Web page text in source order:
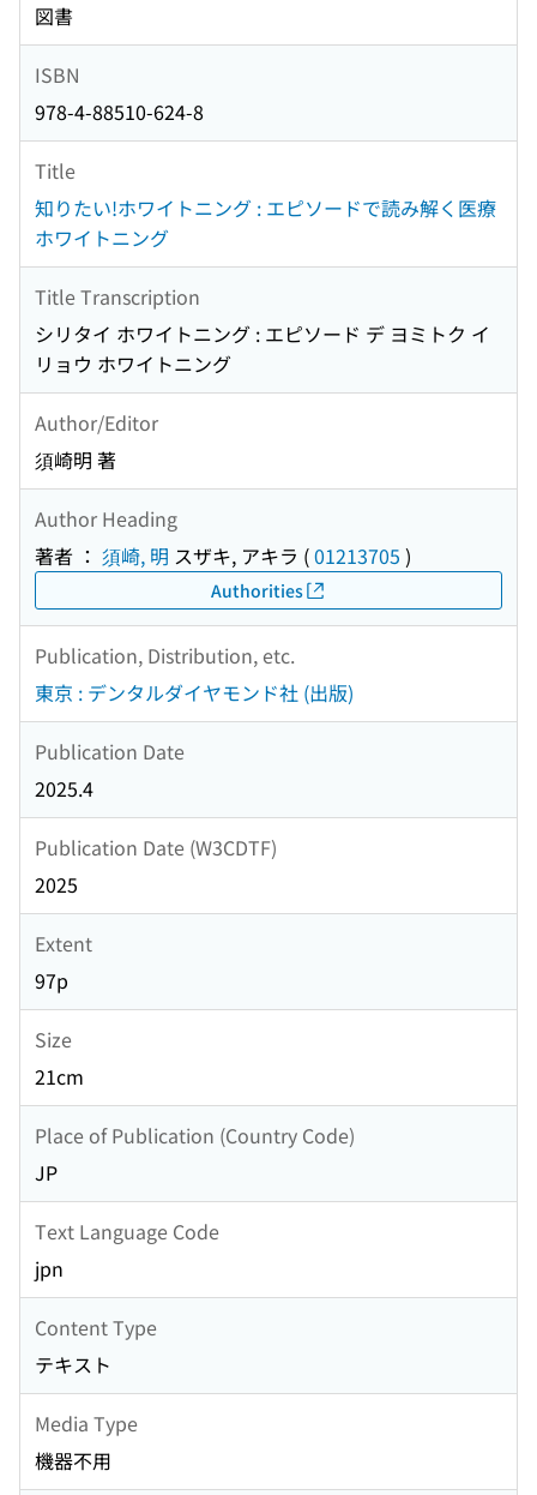
図書
ISBN
978-4-88510-624-8
Title
知りたい!ホワイトニング : エピソードで読み解く医療
ホワイトニング
Title Transcription
シリタイ ホワイトニング : エピソード デ ヨミトク イ
リョウ ホワイトニング
Author/Editor
須崎明 著
Author Heading
著者 ： 須崎, 明 スザキ, アキラ (01213705 )
Authorities
Publication, Distribution, etc.
東京 : デンタルダイヤモンド社 (出版)
Publication Date
2025.4
Publication Date (W3CDTF)
2025
Extent
97p
Size
21cm
Place of Publication (Country Code)
JP
Text Language Code
jpn
Content Type
テキスト
Media Type
機器不用